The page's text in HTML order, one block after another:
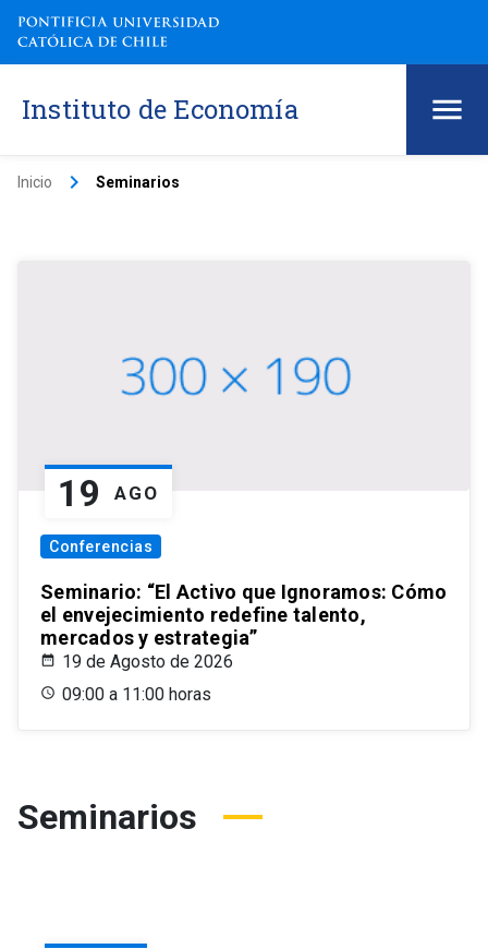
Instituto de Economía
Inicio keyboard_arrow_right Seminarios
19 AGO
Conferencias
Seminario: “El Activo que Ignoramos: Cómo
el envejecimiento redefine talento,
mercados y estrategia”
19 de Agosto de 2026
09:00 a 11:00 horas
Seminarios